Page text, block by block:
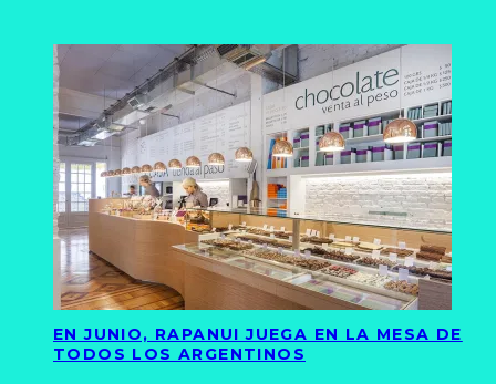
EN JUNIO, RAPANUI JUEGA EN LA MESA DE
TODOS LOS ARGENTINOS